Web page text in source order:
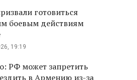
готовиться
боевым действиям
19:19
РФ может запретить
в Армению из-за